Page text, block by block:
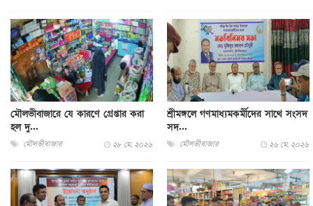
মৌলভীবাজারে যে কারণে গ্রেপ্তার করা
হল দু...
মৌলভীবাজার ২৮ মে, ২০২৬
শ্রীমঙ্গলে গণমাধ্যমকর্মীদের সাথে সংসদ
সদ...
মৌলভীবাজার ২৬ মে, ২০২৬